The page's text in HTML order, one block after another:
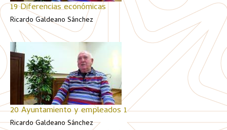
19 Diferencias económicas
Ricardo Galdeano Sánchez
20 Ayuntamiento y empleados 1
Ricardo Galdeano Sánchez